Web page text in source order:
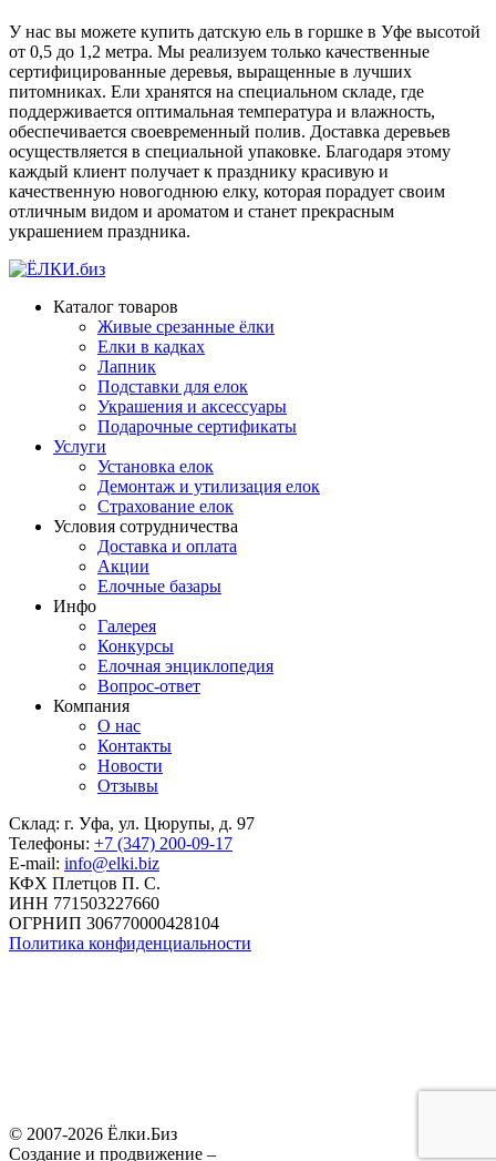
У нас вы можете купить датскую ель в горшке в Уфе высотой
от 0,5 до 1,2 метра. Мы реализуем только качественные
сертифицированные деревья, выращенные в лучших
питомниках. Ели хранятся на специальном складе, где
поддерживается оптимальная температура и влажность,
обеспечивается своевременный полив. Доставка деревьев
осуществляется в специальной упаковке. Благодаря этому
каждый клиент получает к празднику красивую и
качественную новогоднюю елку, которая порадует своим
отличным видом и ароматом и станет прекрасным
украшением праздника.
Каталог товаров
Живые срезанные ёлки
Елки в кадках
Лапник
Подставки для елок
Украшения и аксессуары
Подарочные сертификаты
Услуги
Установка елок
Демонтаж и утилизация елок
Страхование елок
Условия сотрудничества
Доставка и оплата
Акции
Елочные базары
Инфо
Галерея
Конкурсы
Елочная энциклопедия
Вопрос-ответ
Компания
О нас
Контакты
Новости
Отзывы
Склад: г. Уфа, ул. Цюрупы, д. 97
Телефоны: +7 (347) 200-09-17
E-mail: info@elki.biz
КФХ Плетцов П. С.
ИНН 771503227660
ОГРНИП 306770000428104
Политика конфиденциальности
© 2007-2026 Ёлки.Биз
Создание и продвижение –